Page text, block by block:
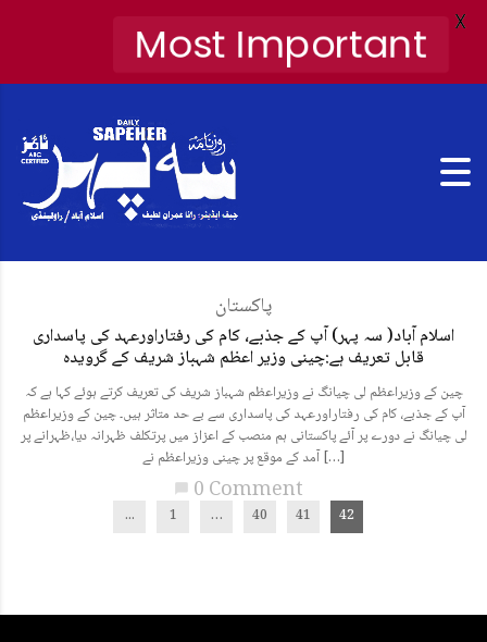
پاکستان
اسلام آباد( سہ پہر) آپ کے جذبے، کام کی رفتاراورعہد کی پاسداری
قابل تعریف ہے:چینی وزیر اعظم شہباز شریف کے گرویدہ
چین کے وزیراعظم لی چیانگ نے وزیراعظم شہباز شریف کی تعریف کرتے ہوئے کہا ہے کہ
آپ کے جذبے، کام کی رفتاراورعہد کی پاسداری سے بے حد متاثر ہیں۔ چین کے وزیراعظم
لی چیانگ نے دورے پر آئے پاکستانی ہم منصب کے اعزاز میں پرتکلف ظہرانہ دیا،ظہرانے پر
آمد کے موقع پر چینی وزیراعظم نے […]
0 Comment
... 1 … 40 41 42
Most Important X